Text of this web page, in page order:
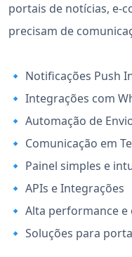
portais de notícias, e-
precisam de
🔹 Notificações Push
🔹 Integrações com
🔹 Automação de
🔹 Comunicação em
🔹 Painel simples e
🔹 APIs e Integrações
🔹 Alta performance
🔹 Soluções para